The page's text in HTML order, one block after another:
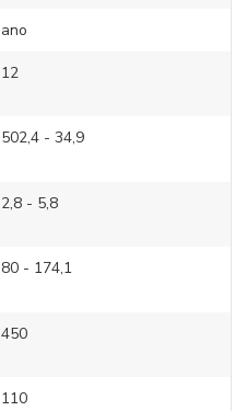
ano
12
502,4 - 34,9
2,8 - 5,8
80 - 174,1
450
110